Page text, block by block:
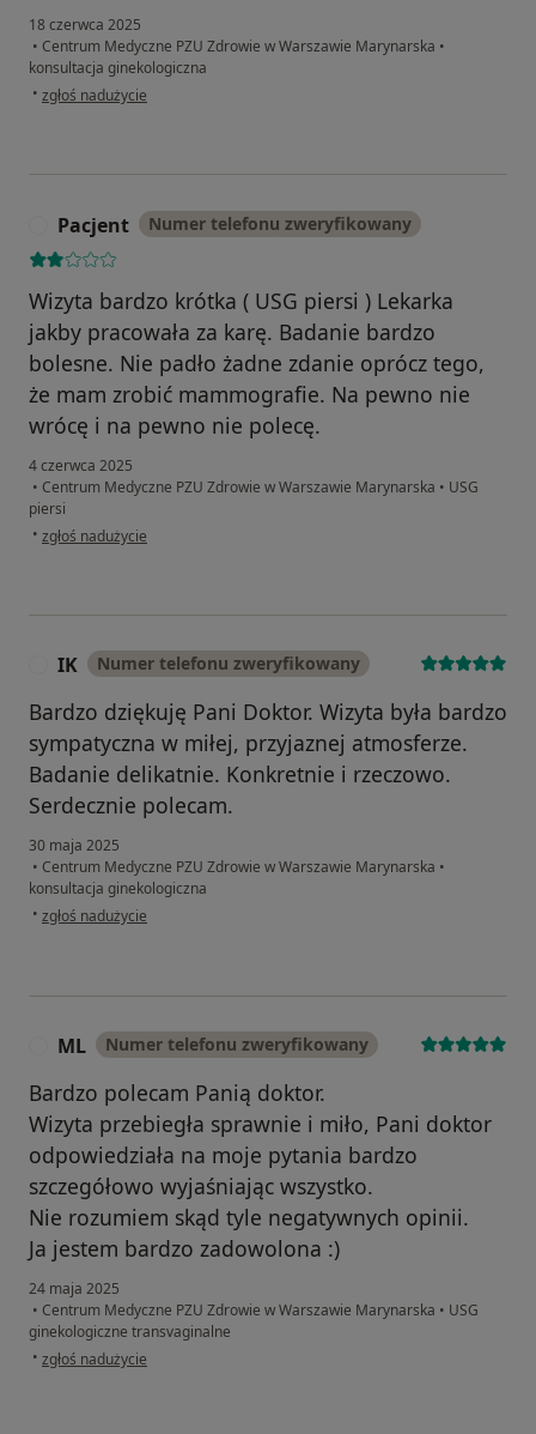
18 czerwca 2025
• Centrum Medyczne PZU Zdrowie w Warszawie Marynarska •
konsultacja ginekologiczna
• w opinii użytkownika Konto zostało usunięte
zgłoś nadużycie
Pacjent Numer telefonu zweryfikowany
Wizyta bardzo krótka ( USG piersi ) Lekarka
jakby pracowała za karę. Badanie bardzo
bolesne. Nie padło żadne zdanie oprócz tego,
że mam zrobić mammografie. Na pewno nie
wrócę i na pewno nie polecę.
4 czerwca 2025
• Centrum Medyczne PZU Zdrowie w Warszawie Marynarska • USG
piersi
• w opinii użytkownika Pacjent
zgłoś nadużycie
IK Numer telefonu zweryfikowany
Bardzo dziękuję Pani Doktor. Wizyta była bardzo
sympatyczna w miłej, przyjaznej atmosferze.
Badanie delikatnie. Konkretnie i rzeczowo.
Serdecznie polecam.
30 maja 2025
• Centrum Medyczne PZU Zdrowie w Warszawie Marynarska •
konsultacja ginekologiczna
• w opinii użytkownika IK
zgłoś nadużycie
ML Numer telefonu zweryfikowany
Bardzo polecam Panią doktor.
Wizyta przebiegła sprawnie i miło, Pani doktor
odpowiedziała na moje pytania bardzo
szczegółowo wyjaśniając wszystko.
Nie rozumiem skąd tyle negatywnych opinii.
Ja jestem bardzo zadowolona :)
24 maja 2025
• Centrum Medyczne PZU Zdrowie w Warszawie Marynarska • USG
ginekologiczne transvaginalne
• w opinii użytkownika ML
zgłoś nadużycie